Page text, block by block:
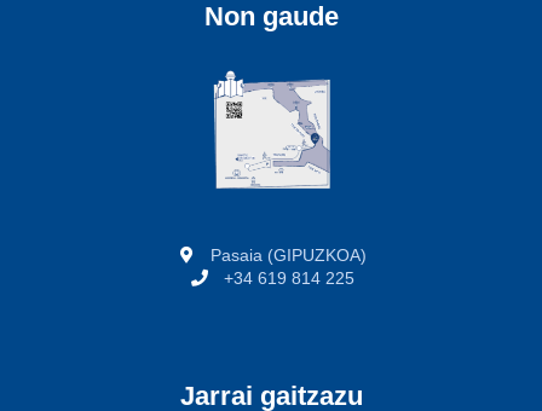
Non gaude
Pasaia (GIPUZKOA)
+34 619 814 225
Jarrai gaitzazu